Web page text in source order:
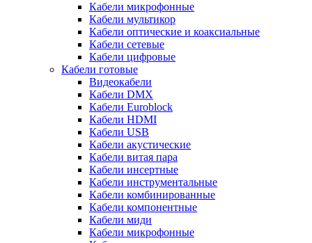
Кабели микрофонные
Кабели мультикор
Кабели оптические и коаксиальные
Кабели сетевые
Кабели цифровые
Кабели готовые
Видеокабели
Кабели DMX
Кабели Euroblock
Кабели HDMI
Кабели USB
Кабели акустические
Кабели витая пара
Кабели инсертные
Кабели инструментальные
Кабели комбинированные
Кабели компонентные
Кабели миди
Кабели микрофонные